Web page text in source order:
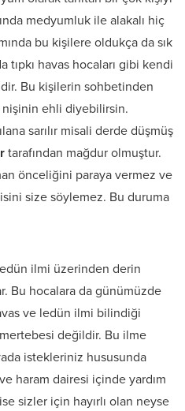
medyumluk ile alakalı hiç
bu kişilere oldukça da sık
tıpkı havas hocaları gibi kendi
Bu kişilerin sohbetinden
nişinin ehli diyebilirsin.
sarılır misali derde düşmüş
tarafından mağdur olmuştur.
önceliğini paraya vermez ve
size söylemez. Bu duruma
ilmi üzerinden derin
Bu hocalara da günümüzde
ve ledün ilmi bilindiği
değildir. Bu ilme
istekleriniz hususunda
haram dairesi içinde yardım
sizler için hayırlı olan neyse